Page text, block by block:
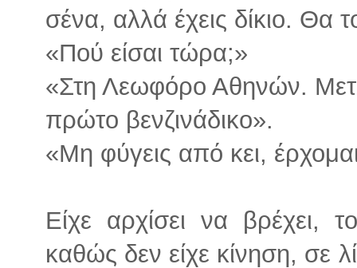
σένα, αλλά έχεις δίκιο. Θα
«Πού είσαι τώρα;»
«Στη Λεωφόρο Αθηνών.
πρώτο βενζινάδικο».
«Μη φύγεις από κει,
Είχε αρχίσει να βρέχει,
καθώς δεν είχε κίνηση, σε